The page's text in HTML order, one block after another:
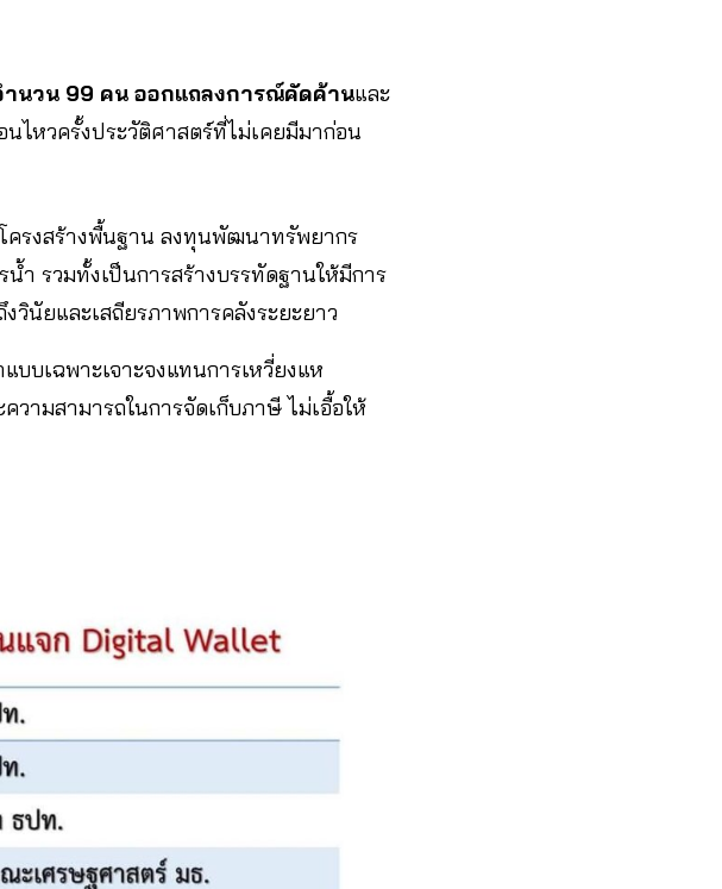
นวน 99 คน ออกแถลงการณ์คัดค้านและ
นไหวครั้งประวัติศาสตร์ที่ไม่เคยมีมาก่อน
ครงสร้างพื้นฐาน ลงทุนพัฒนาทรัพยากร
ำ รวมทั้งเป็นการสร้างบรรทัดฐานให้มีการ
วินัยและเสถียรภาพการคลังระยะยาว
บเฉพาะเจาะจงแทนการเหวี่ยงแห
วามสามารถในการจัดเก็บภาษี ไม่เอื้อให้